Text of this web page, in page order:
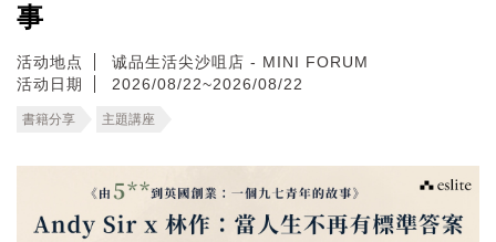
事
活动地点
诚品生活尖沙咀店 - MINI FORUM
活动日期
2026/08/22~2026/08/22
書籍分享 主題講座